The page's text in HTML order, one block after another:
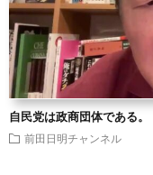
自民党は政商団体である。
前田日明チャンネル